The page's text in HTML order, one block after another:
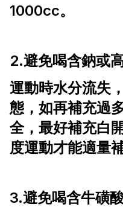
1000cc。
2.避免喝含鈉或
運動時水分流失
態，如再補充過
全，最好補充白
度運動才能適量
3.避免喝含牛磺